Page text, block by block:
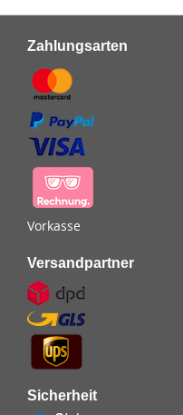
Zahlungsarten
Vorkasse
Versandpartner
Sicherheit